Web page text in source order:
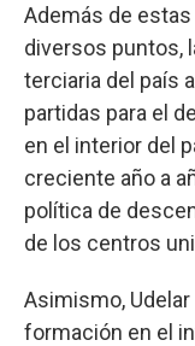
Además de
diversos puntos,
terciaria del país
partidas para el
en el interior del
creciente año a
política de
de los centros
Asimismo,
formación en el